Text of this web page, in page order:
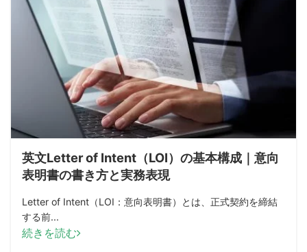
英文Letter of Intent（LOI）の基本構成｜意向
表明書の書き方と実務表現
Letter of Intent（LOI：意向表明書）とは、正式契約を締結
する前...
続きを読む